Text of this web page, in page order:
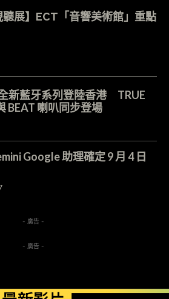
聽展】ECT「音響美術館」重點
新藍牙系列登陸香港 TRUE
BEAT 喇叭同步登場
Google 助理確定 9 月 4 日
- 廣告 -
- 廣告 -